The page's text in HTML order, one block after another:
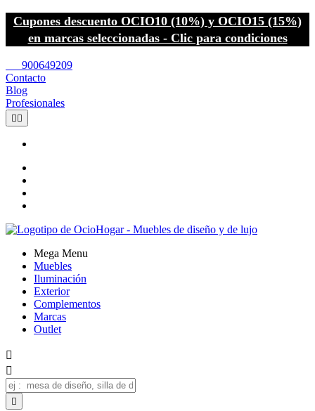
Cupones descuento OCIO10 (10%) y OCIO15 (15%)
en marcas seleccionadas - Clic para condiciones
900649209
Contacto
Blog
Profesionales
 
Mega Menu
Muebles
Iluminación
Exterior
Complementos
Marcas
Outlet


